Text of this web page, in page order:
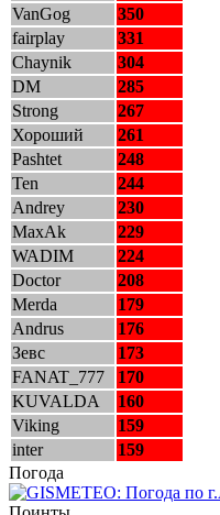
VanGog
350
fairplay
331
Chaynik
304
DM
285
Strong
267
Хороший
261
Pashtet
248
Ten
244
Andrey
230
MaxAk
229
WADIM
224
Doctor
208
Merda
179
Andrus
176
Зевс
173
FANAT_777
170
KUVALDA
160
Viking
159
inter
159
Погода